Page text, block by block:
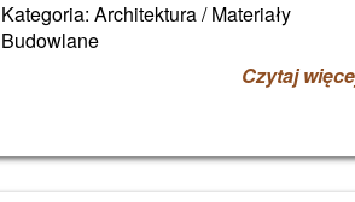
Kategoria: Architektura / Materiały
Budowlane
Czytaj